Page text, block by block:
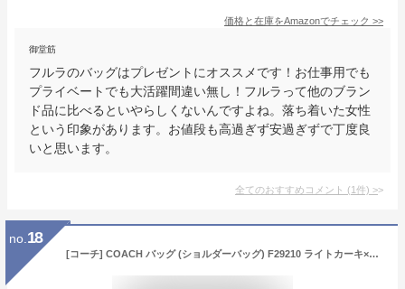
価格と在庫をAmazonでチェック >>
御堂筋
フルラのバッグはプレゼントにオススメです！お仕事用でも
プライベートでも大活躍間違い無し！フルラって他のブラン
ド品に比べるといやらしくないんですよね。落ち着いた女性
という印象があります。お値段も高過ぎず安過ぎずで丁度良
いと思います。
全てのおすすめコメント (1件) >
no. 18
[コーチ] COACH バッグ (ショルダーバッグ) F29210 ライトカーキ×チョーク シグネチャー ショルダーバッグ レディース [アウトレット品] [ブランド] [並行輸入品]